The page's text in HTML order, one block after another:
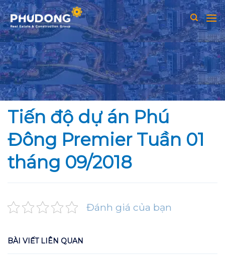
Skip
to
content
Tiến độ dự án Phú
Đông Premier Tuần 01
tháng 09/2018
Đánh giá của bạn
BÀI VIẾT LIÊN QUAN